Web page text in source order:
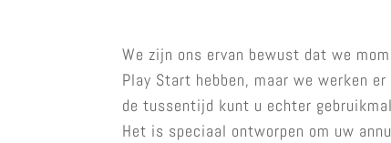
We zijn ons ervan bewust dat we
Play Start hebben, maar we werken
de tussentijd kunt u echter
Het is speciaal ontworpen om uw